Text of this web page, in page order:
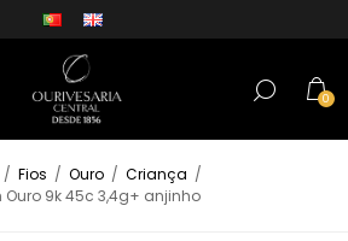
0
/ Fios / Ouro / Criança /
Ouro 9k 45c 3,4g+ anjinho